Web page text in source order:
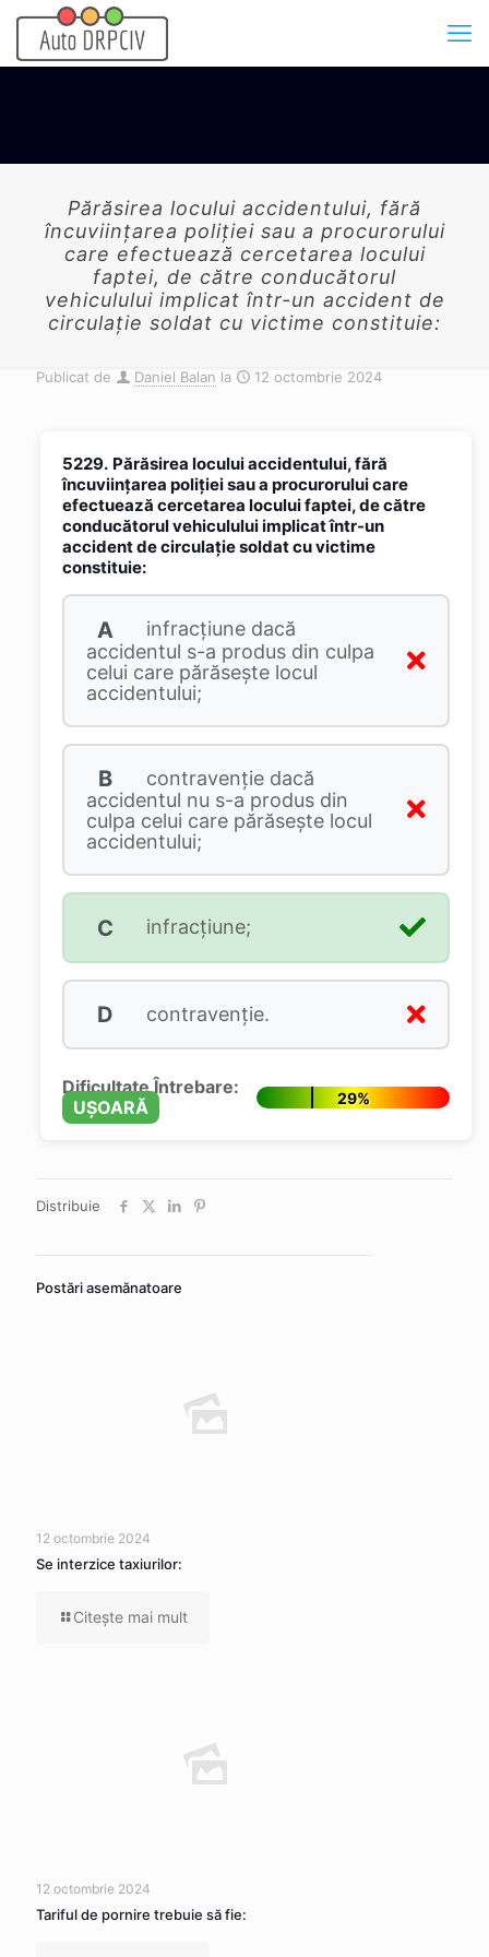
Părăsirea locului accidentului, fără
încuviințarea poliției sau a procurorului
care efectuează cercetarea locului
faptei, de către conducătorul
vehiculului implicat într-un accident de
circulație soldat cu victime constituie:
Publicat de Daniel Balan la 12 octombrie 2024
5229. Părăsirea locului accidentului, fără
încuviințarea poliției sau a procurorului care
efectuează cercetarea locului faptei, de către
conducătorul vehiculului implicat într-un
accident de circulație soldat cu victime
constituie:
A
infracțiune dacă
accidentul s-a produs din culpa
celui care părăsește locul
accidentului;
B
contravenție dacă
accidentul nu s-a produs din
culpa celui care părăsește locul
accidentului;
C infracțiune;
D contravenție.
Dificultate Întrebare:
UȘOARĂ
29%
Distribuie
Postări asemănatoare
12 octombrie 2024
Se interzice taxiurilor:
Citeşte mai mult
12 octombrie 2024
Tariful de pornire trebuie să fie: